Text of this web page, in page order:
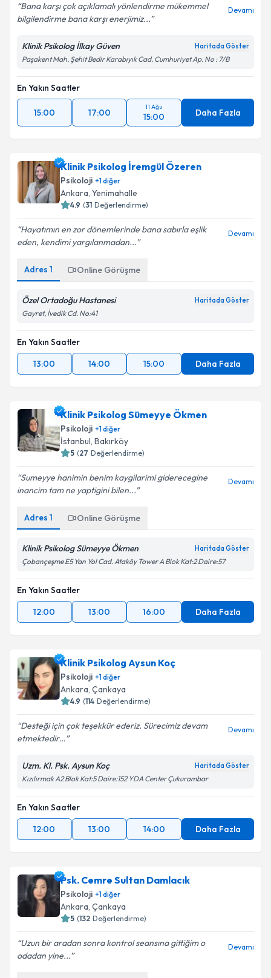
Bana karşı çok açıklamalı yönlendirme mükemmel
bilgilendirme bana karşı enerjimiz...
Devamı
Klinik Psikolog İlkay Güven Haritada Göster
Paşakent Mah. Şehit Bedir Karabıyık Cad. Cumhuriyet Ap. No : 7/B
En Yakın Saatler
15:00 17:00
11 Ağu
15:00 Daha Fazla
Klinik Psikolog İremgül Özeren
Psikoloji +1diğer
Ankara, Yenimahalle
4.9 (31 Değerlendirme)
Hayatımın en zor dönemlerinde bana sabırla eşlik
eden, kendimi yargılanmadan...
Devamı
Adres 1 Online Görüşme
Özel Ortadoğu Hastanesi Haritada Göster
Gayret, İvedik Cd. No:41
En Yakın Saatler
13:00
14:00 15:00 Daha Fazla
Klinik Psikolog Sümeyye Ökmen
Psikoloji +1diğer
İstanbul, Bakırköy
5 (27 Değerlendirme)
Sumeyye hanimin benim kaygilarimi giderecegine
inancim tam ne yaptigini bilen...
Devamı
Adres 1 Online Görüşme
Klinik Psikolog Sümeyye Ökmen Haritada Göster
Çobançeşme E5 Yan Yol Cad. Ataköy Tower A Blok Kat:2 Daire:57
En Yakın Saatler
12:00
13:00 16:00 Daha Fazla
Klinik Psikolog Aysun Koç
Psikoloji +1diğer
Ankara, Çankaya
4.9 (114 Değerlendirme)
Desteği için çok teşekkür ederiz. Sürecimiz devam
etmektedir…
Devamı
Uzm. Kl. Psk. Aysun Koç Haritada Göster
Kızılırmak A2 Blok Kat:5 Daire:152 YDA Center Çukurambar
En Yakın Saatler
12:00
13:00 14:00 Daha Fazla
Psk. Cemre Sultan Damlacık
Psikoloji +1diğer
Ankara, Çankaya
5 (132 Değerlendirme)
Uzun bir aradan sonra kontrol seansına gittiğim o
odadan yine...
Devamı